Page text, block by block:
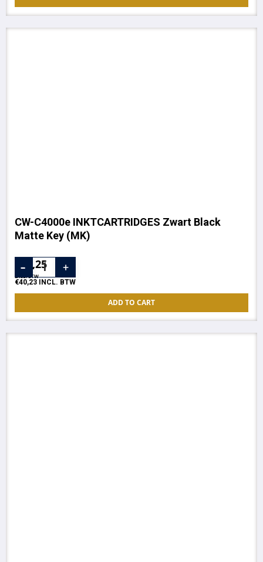
CW-C4000e INKTCARTRIDGES Zwart Black
Matte Key (MK)
33,25
EXCL. BTW
€40,23 INCL. BTW
ADD TO CART